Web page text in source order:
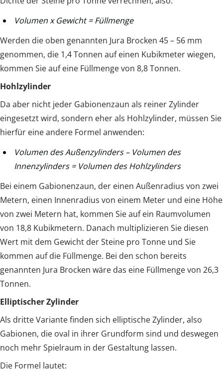
Volumen x Gewicht = Füllmenge
Werden die oben genannten Jura Brocken 45 – 56 mm
genommen, die 1,4 Tonnen auf einen Kubikmeter wiegen,
kommen Sie auf eine Füllmenge von 8,8 Tonnen.
Hohlzylinder
Da aber nicht jeder Gabionenzaun als reiner Zylinder
eingesetzt wird, sondern eher als Hohlzylinder, müssen Sie
hierfür eine andere Formel anwenden:
Volumen des Außenzylinders – Volumen des
Innenzylinders = Volumen des Hohlzylinders
Bei einem Gabionenzaun, der einen Außenradius von zwei
Metern, einen Innenradius von einem Meter und eine Höhe
von zwei Metern hat, kommen Sie auf ein Raumvolumen
von 18,8 Kubikmetern. Danach multiplizieren Sie diesen
Wert mit dem Gewicht der Steine pro Tonne und Sie
kommen auf die Füllmenge. Bei den schon bereits
genannten Jura Brocken wäre das eine Füllmenge von 26,3
Tonnen.
Elliptischer Zylinder
Als dritte Variante finden sich elliptische Zylinder, also
Gabionen, die oval in ihrer Grundform sind und deswegen
noch mehr Spielraum in der Gestaltung lassen.
Die Formel lautet: